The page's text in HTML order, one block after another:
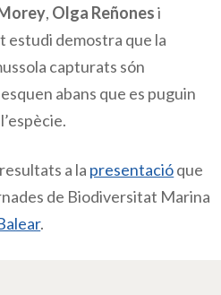
, Olga Reñonesi
estudi demostra que la
capturats són
abans que es puguin
a la presentacióque
de Biodiversitat Marina
.